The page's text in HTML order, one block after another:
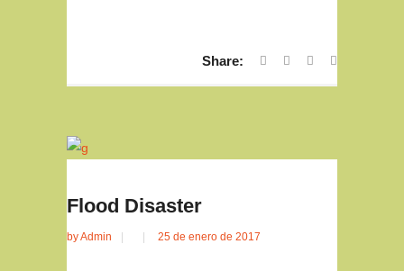
Share:
Flood Disaster
byAdmin 25 de enero de 2017